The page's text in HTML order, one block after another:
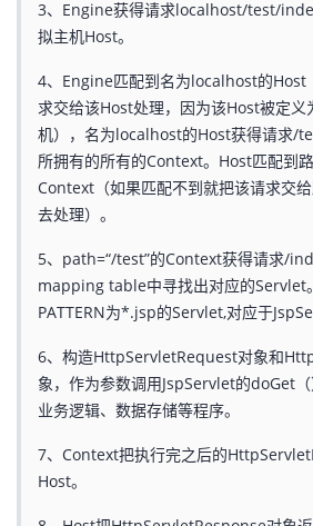
3、Engine获得请求localhost/test/
拟主机Host。
4、Engine匹配到名为localhost的Host
求交给该Host处理，因为该Host被定
机），名为localhost的Host获得请求/
所拥有的所有的Context。Host匹配到
Context（如果匹配不到就把该请求交
去处理）。
5、path=“/test”的Context获得请求/
mapping table中寻找出对应的Servlet
PATTERN为*.jsp的Servlet,对应于
6、构造HttpServletRequest对象和
象，作为参数调用JspServlet的doGet
业务逻辑、数据存储等程序。
7、Context把执行完之后的
Host。